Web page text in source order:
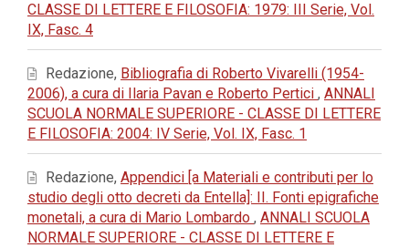
CLASSE DI LETTERE E FILOSOFIA: 1979: III Serie, Vol.
IX, Fasc. 4
Redazione, Bibliografia di Roberto Vivarelli (1954-
2006), a cura di Ilaria Pavan e Roberto Pertici , ANNALI
SCUOLA NORMALE SUPERIORE - CLASSE DI LETTERE
E FILOSOFIA: 2004: IV Serie, Vol. IX, Fasc. 1
Redazione, Appendici [a Materiali e contributi per lo
studio degli otto decreti da Entella]: II. Fonti epigrafiche
monetali, a cura di Mario Lombardo , ANNALI SCUOLA
NORMALE SUPERIORE - CLASSE DI LETTERE E